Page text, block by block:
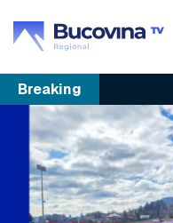
Breaking